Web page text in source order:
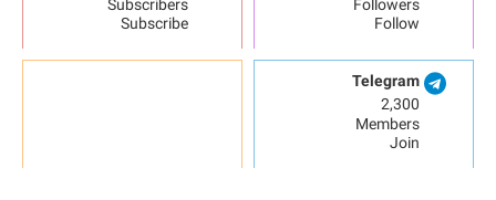
Followers
Follow
Subscribers
Subscribe
Telegram
2,300
Members
Join